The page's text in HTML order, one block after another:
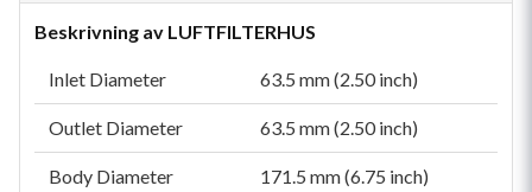
Beskrivning av LUFTFILTERHUS
Inlet Diameter 63.5 mm (2.50 inch)
Outlet Diameter 63.5 mm (2.50 inch)
Body Diameter
171.5 mm (6.75 inch)